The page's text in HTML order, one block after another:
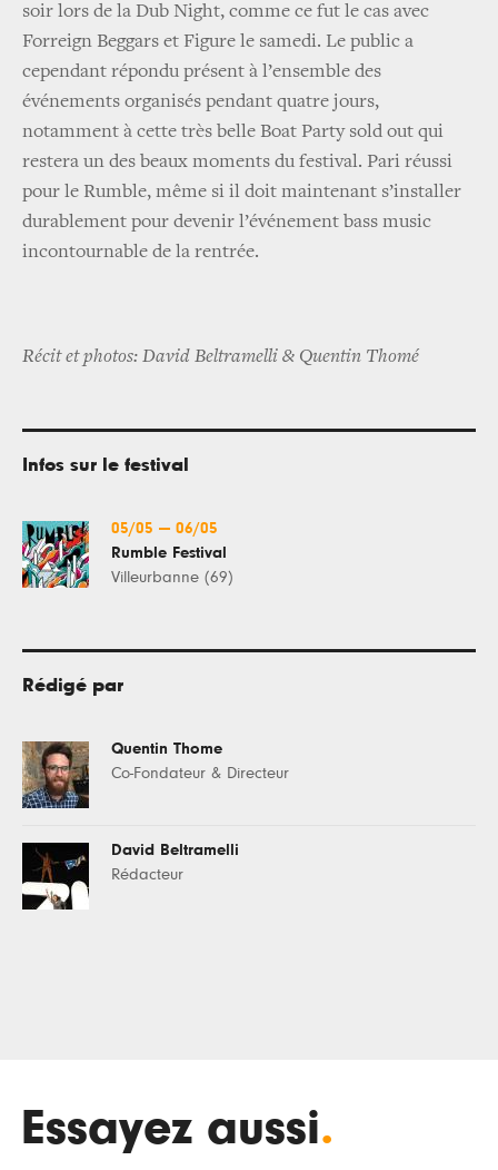
soir lors de la Dub Night, comme ce fut le cas avec
Forreign Beggars et Figure le samedi. Le public a
cependant répondu présent à l’ensemble des
événements organisés pendant quatre jours,
notamment à cette très belle Boat Party sold out qui
restera un des beaux moments du festival. Pari réussi
pour le Rumble, même si il doit maintenant s’installer
durablement pour devenir l’événement bass music
incontournable de la rentrée.
Récit et photos: David Beltramelli & Quentin Thomé
Infos sur le festival
05/05 — 06/05
Rumble Festival
Villeurbanne (69)
Rédigé par
Quentin Thome
Co-Fondateur & Directeur
David Beltramelli
Rédacteur
Essayez aussi.